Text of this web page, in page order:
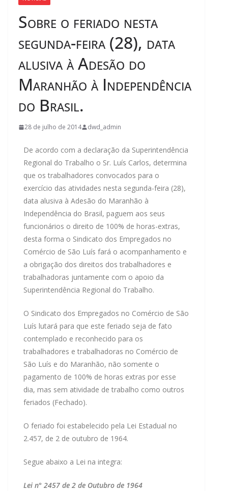
Sobre o feriado nesta
segunda-feira (28), data
alusiva à Adesão do
Maranhão à Independência
do Brasil.
28 de julho de 2014 dwd_admin
De acordo com a declaração da Superintendência
Regional do Trabalho o Sr. Luís Carlos, determina
que os trabalhadores convocados para o
exercício das atividades nesta segunda-feira (28),
data alusiva à Adesão do Maranhão à
Independência do Brasil, paguem aos seus
funcionários o direito de 100% de horas-extras,
desta forma o Sindicato dos Empregados no
Comércio de São Luís fará o acompanhamento e
a obrigação dos direitos dos trabalhadores e
trabalhadoras juntamente com o apoio da
Superintendência Regional do Trabalho.
O Sindicato dos Empregados no Comércio de São
Luís lutará para que este feriado seja de fato
contemplado e reconhecido para os
trabalhadores e trabalhadoras no Comércio de
São Luís e do Maranhão, não somente o
pagamento de 100% de horas extras por esse
dia, mas sem atividade de trabalho como outros
feriados (Fechado).
O feriado foi estabelecido pela Lei Estadual no
2.457, de 2 de outubro de 1964.
Segue abaixo a Lei na integra:
Lei n° 2457 de 2 de Outubro de 1964